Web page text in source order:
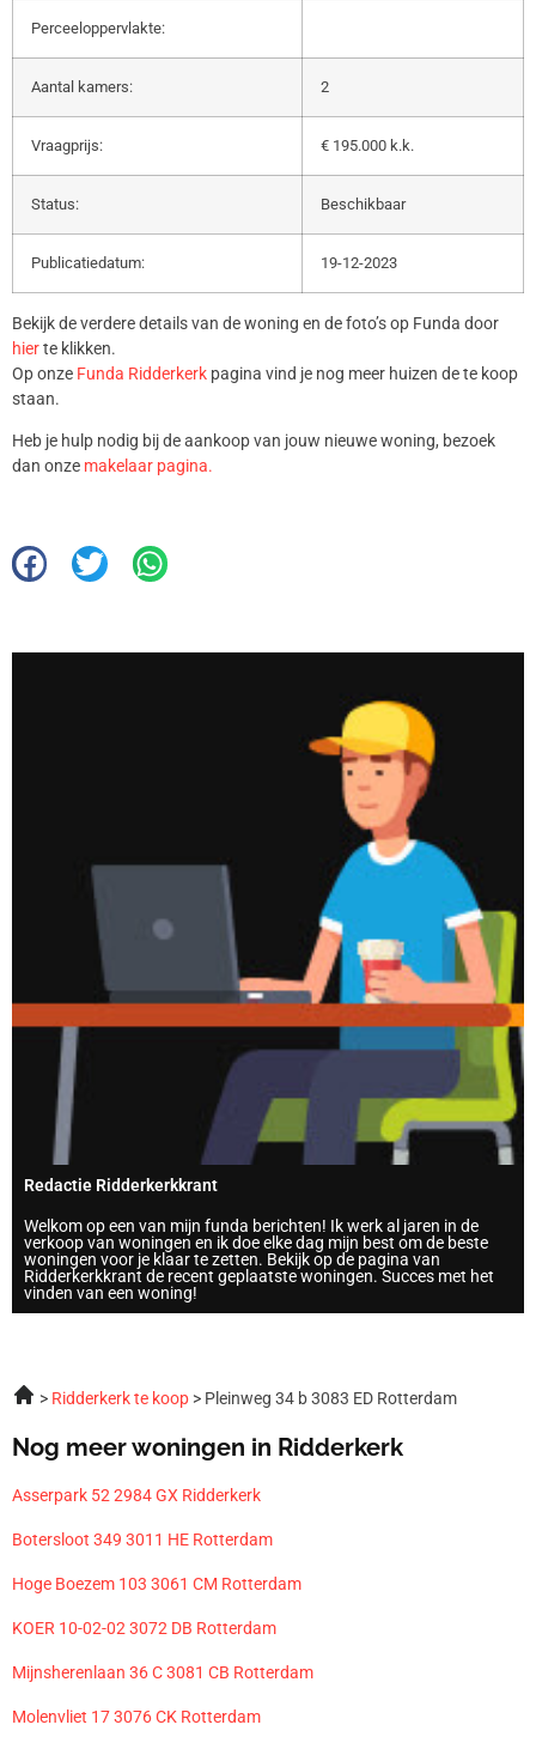
Perceeloppervlakte:
Aantal kamers: 2
Vraagprijs: € 195.000 k.k.
Status: Beschikbaar
Publicatiedatum: 19-12-2023
Bekijk de verdere details van de woning en de foto’s op Funda door
hierte klikken.
Op onze Funda Ridderkerk pagina vind je nog meer huizen de te koop
staan.
Heb je hulp nodig bij de aankoop van jouw nieuwe woning, bezoek
dan onze makelaar pagina.
Redactie Ridderkerkkrant
Welkom op een van mijn funda berichten! Ik werk al jaren in de
verkoop van woningen en ik doe elke dag mijn best om de beste
woningen voor je klaar te zetten. Bekijk op de pagina van
Ridderkerkkrant de recent geplaatste woningen. Succes met het
vinden van een woning!
Ridderkerk te koop Pleinweg 34 b 3083 ED Rotterdam
Nog meer woningen in Ridderkerk
Asserpark 52 2984 GX Ridderkerk
Botersloot 349 3011 HE Rotterdam
Hoge Boezem 103 3061 CM Rotterdam
KOER 10-02-02 3072 DB Rotterdam
Mijnsherenlaan 36 C 3081 CB Rotterdam
Molenvliet 17 3076 CK Rotterdam